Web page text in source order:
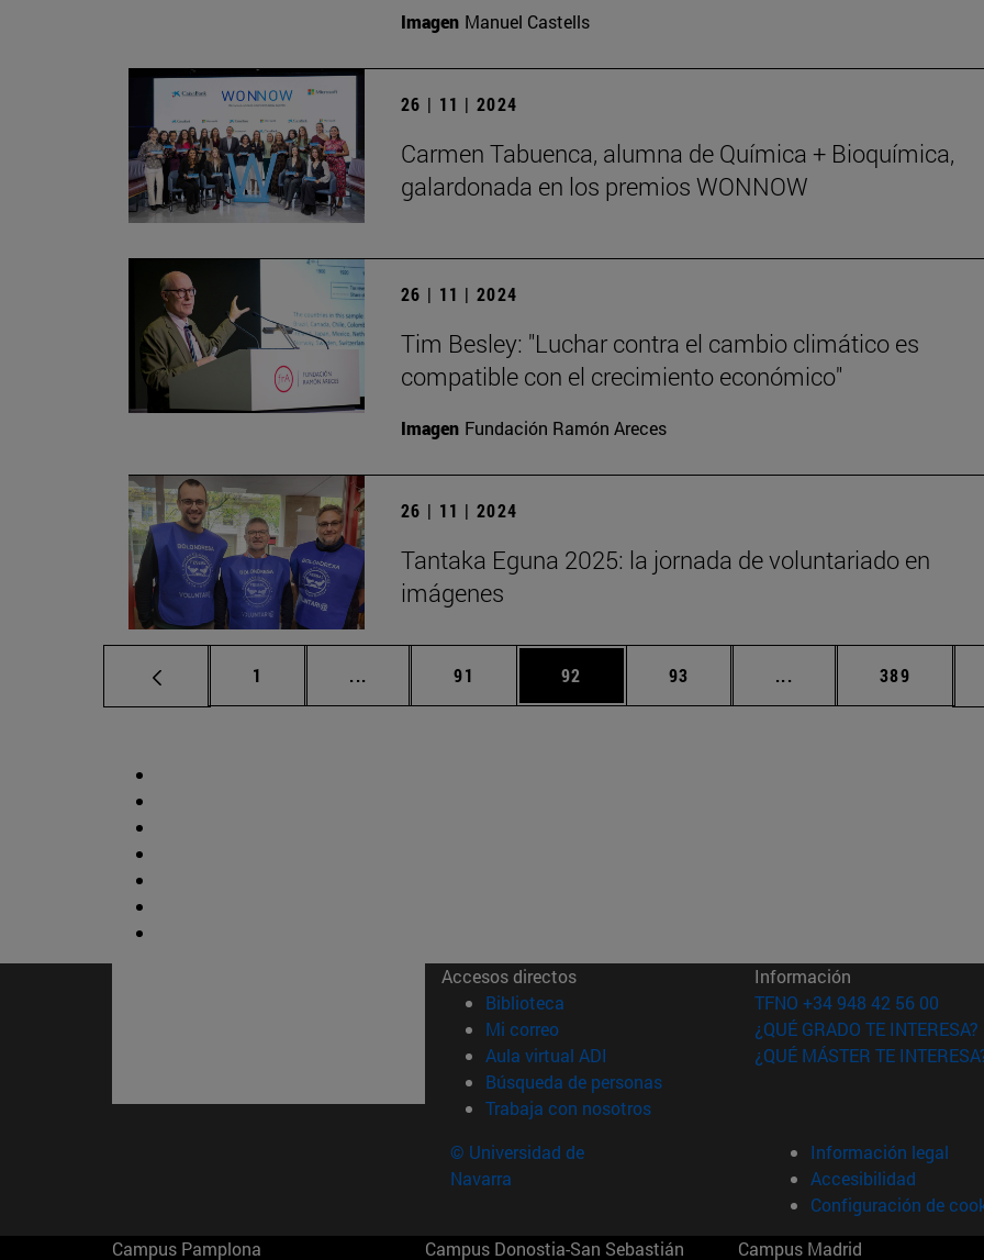
Imagen Manuel Castells
26 | 11 | 2024
Carmen Tabuenca, alumna de Química + Bioquímica,
galardonada en los premios WONNOW
26 | 11 | 2024
Tim Besley: "Luchar contra el cambio climático es
compatible con el crecimiento económico"
Imagen Fundación Ramón Areces
26 | 11 | 2024
Tantaka Eguna 2025: la jornada de voluntariado en
imágenes
Página
1 ... Páginas intermedias Use TAB para desplazarse.
Página
91 Página
92 Página
93 ... Páginas intermedias
Página
389
Accesos directos
Biblioteca (abre en nueva ventana)
Mi correo(abre en nueva ventana)
Aula virtual ADI (abre en nueva ventana)
Búsqueda de personas(abre en nueva ventana)
Trabaja con nosotros(abre en nueva ventana)
Información
TFNO +34 948 42 56 00
¿QUÉ GRADO TE INTERESA?
¿QUÉ MÁSTER TE
© Universidad de
Navarra
Información legal
Accesibilidad
Configuración de
Campus Pamplona
Campus Donostia-San Sebastián Campus Madrid